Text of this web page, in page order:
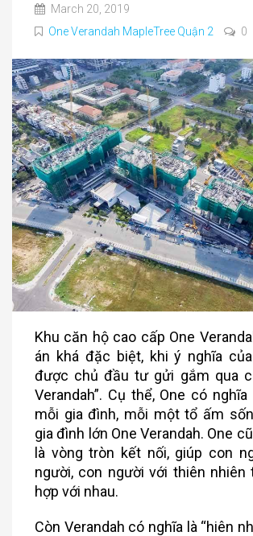
March 20, 2019
One Verandah MapleTree Quận 2
0
Khu căn hộ cao cấp One
án khá đặc biệt, khi ý nghĩa
được chủ đầu tư gửi gắm qua
Verandah”. Cụ thể, One có nghĩa
mỗi gia đình, mỗi một tổ ấm
gia đình lớn One Verandah. One
là vòng tròn kết nối, giúp con
người, con người với thiên nhiên
hợp với nhau.
Còn Verandah có nghĩa là “hiên